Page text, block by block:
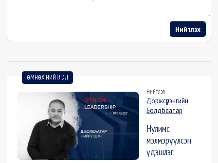
Нийтлэх
ӨМНӨХ НИЙТЛЭЛ
Нийтлэл
Доржсүрэнгийн
Болдбаатар
Нулимс
мэлмэрүүлсэн
үдэшлэг